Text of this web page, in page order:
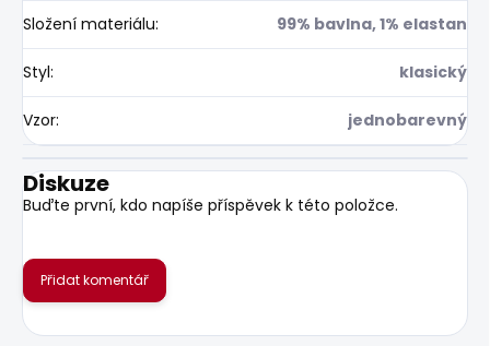
Složení materiálu: 99% bavlna, 1% elastan
Styl: klasický
Vzor: jednobarevný
Diskuze
Buďte první, kdo napíše příspěvek k této položce.
Přidat komentář